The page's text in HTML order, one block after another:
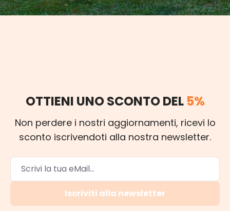
OTTIENI UNO SCONTO DEL 5%
Non perdere i nostri aggiornamenti, ricevi lo
sconto iscrivendoti alla nostra newsletter.
Iscriviti alla newsletter